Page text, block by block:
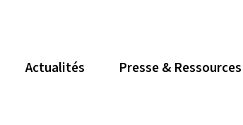
Actualités Presse & Ressources